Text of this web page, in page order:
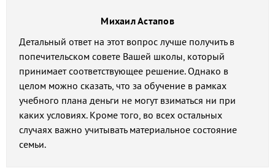
Михаил Астапов
Детальный ответ на этот вопрос лучше получить в
попечительском совете Вашей школы, который
принимает соответствующее решение. Однако в
целом можно сказать, что за обучение в рамках
учебного плана деньги не могут взиматься ни при
каких условиях. Кроме того, во всех остальных
случаях важно учитывать материальное состояние
семьи.